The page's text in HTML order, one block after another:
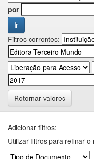
por
Filtros correntes:
Retornar valores
Adicionar filtros:
Utilizar filtros para refinar o